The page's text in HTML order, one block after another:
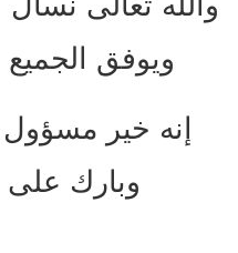
ويوفق الجميع
إنه خير
وبارك على